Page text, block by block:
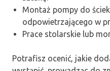
Montaż pompy do
odpowietrzającego w
Prace stolarskie lub
Potrafisz ocenić, jakie